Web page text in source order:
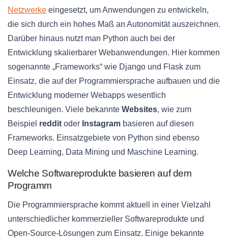
Netzwerke eingesetzt, um Anwendungen zu entwickeln,
die sich durch ein hohes Maß an Autonomität auszeichnen.
Darüber hinaus nutzt man Python auch bei der
Entwicklung skalierbarer Webanwendungen. Hier kommen
sogenannte „Frameworks“ wie Django und Flask zum
Einsatz, die auf der Programmiersprache aufbauen und die
Entwicklung moderner Webapps wesentlich
beschleunigen. Viele bekannte Websites, wie zum
Beispiel reddit oder Instagram basieren auf diesen
Frameworks. Einsatzgebiete von Python sind ebenso
Deep Learning, Data Mining und Maschine Learning.
Welche Softwareprodukte basieren auf dem
Programm
Die Programmiersprache kommt aktuell in einer Vielzahl
unterschiedlicher kommerzieller Softwareprodukte und
Open-Source-Lösungen zum Einsatz. Einige bekannte